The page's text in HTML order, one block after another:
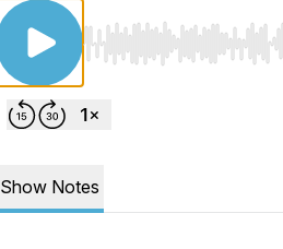
Use Left/Right to seek,
Show Notes